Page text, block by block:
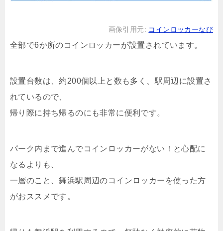
画像引用元: コインロッカーなび
全部で6か所のコインロッカーが設置されています。
設置台数は、約200個以上と数も多く、駅周辺に設置さ
れているので、
帰り際に持ち帰るのにも非常に便利です。
パーク内まで進んでコインロッカーがない！と心配に
なるよりも、
一層のこと、舞浜駅周辺のコインロッカーを使った方
がおススメです。